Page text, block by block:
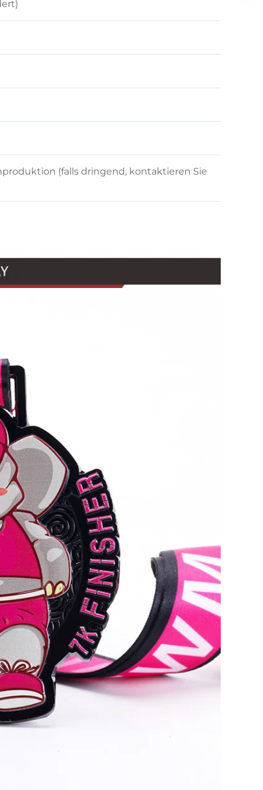
(falls dringend, kontaktieren Sie